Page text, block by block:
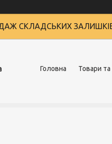
СКЛАДСЬКИХ
Головна Товари та